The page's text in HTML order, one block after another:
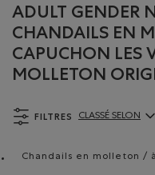
ADULT GENDER
CHANDAILS EN
CAPUCHON LES
MOLLETON
FILTRES
Chandails en molleton /
ClassÃ© selon
CLASSÉ SELON